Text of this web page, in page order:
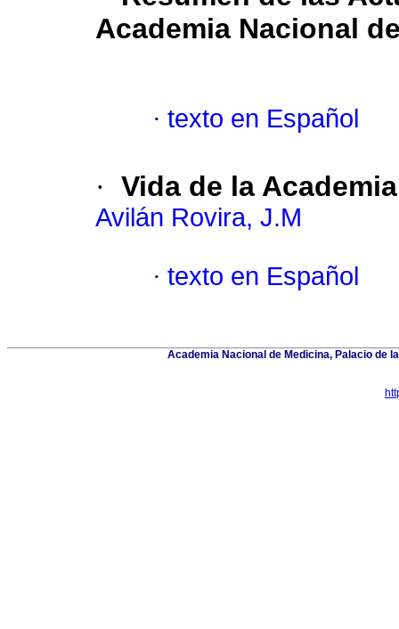
Academia Nacional
· texto en Español
· Vida de la
Avilán Rovira, J.M
· texto en Español
Academia Nacional de Medicina, Palacio de